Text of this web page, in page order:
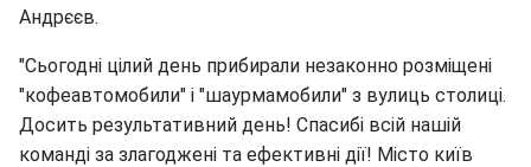
Андрєєв.
"Сьогодні цілий день прибирали незаконно розміщені
"кофеавтомобили" і "шаурмамобили" з вулиць столиці.
Досить результативний день! Спасибі всій нашій
команді за злагоджені та ефективні дії! Місто київ